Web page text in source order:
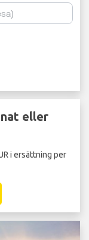
eller
i ersättning per